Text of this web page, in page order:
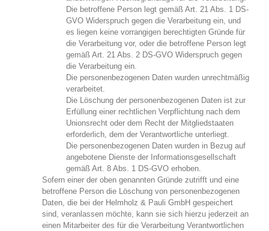
Die betroffene Person legt gemäß Art. 21 Abs. 1 DS-
GVO Widerspruch gegen die Verarbeitung ein, und
es liegen keine vorrangigen berechtigten Gründe für
die Verarbeitung vor, oder die betroffene Person legt
gemäß Art. 21 Abs. 2 DS-GVO Widerspruch gegen
die Verarbeitung ein.
Die personenbezogenen Daten wurden unrechtmäßig
verarbeitet.
Die Löschung der personenbezogenen Daten ist zur
Erfüllung einer rechtlichen Verpflichtung nach dem
Unionsrecht oder dem Recht der Mitgliedstaaten
erforderlich, dem der Verantwortliche unterliegt.
Die personenbezogenen Daten wurden in Bezug auf
angebotene Dienste der Informationsgesellschaft
gemäß Art. 8 Abs. 1 DS-GVO erhoben.
Sofern einer der oben genannten Gründe zutrifft und eine
betroffene Person die Löschung von personenbezogenen
Daten, die bei der Helmholz & Pauli GmbH gespeichert
sind, veranlassen möchte, kann sie sich hierzu jederzeit an
einen Mitarbeiter des für die Verarbeitung Verantwortlichen